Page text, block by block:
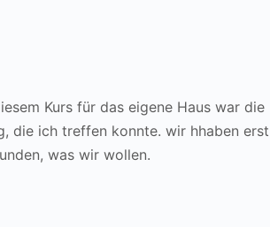
Kurs für das eigene Haus war die
die ich treffen konnte. wir hhaben erst
was wir wollen.